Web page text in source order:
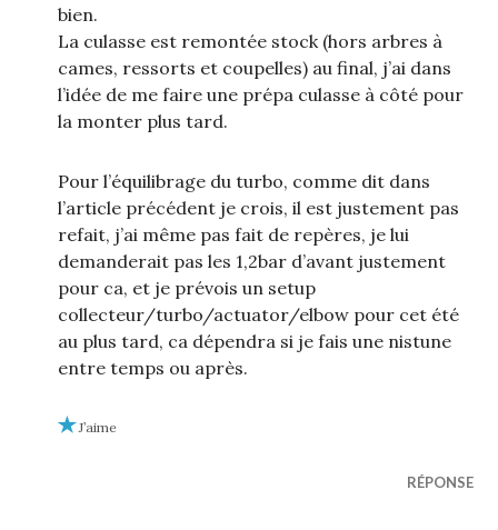
bien.
La culasse est remontée stock (hors arbres à
cames, ressorts et coupelles) au final, j’ai dans
l’idée de me faire une prépa culasse à côté pour
la monter plus tard.
Pour l’équilibrage du turbo, comme dit dans
l’article précédent je crois, il est justement pas
refait, j’ai même pas fait de repères, je lui
demanderait pas les 1,2bar d’avant justement
pour ca, et je prévois un setup
collecteur/turbo/actuator/elbow pour cet été
au plus tard, ca dépendra si je fais une nistune
entre temps ou après.
J’aime
RÉPONSE